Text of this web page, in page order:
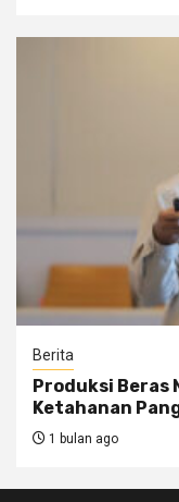
Berita
Produksi Beras
Ketahanan
1 bulan ago